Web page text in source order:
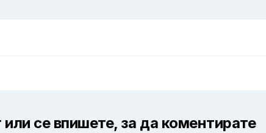
се впишете, за да коментирате